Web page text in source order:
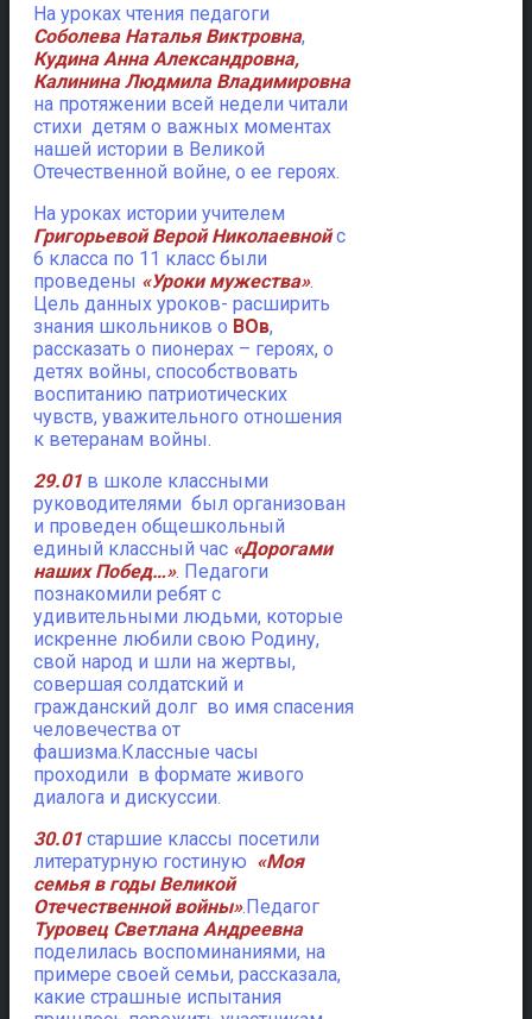
На уроках чтения педагоги
Соболева Наталья Виктровна,
Кудина Анна Александровна,
Калинина Людмила Владимировна
на протяжении всей недели читали
стихи детям о важных моментах
нашей истории в Великой
Отечественной войне, о ее героях.
На уроках истории учителем
Григорьевой Верой Николаевнойс
6 класса по 11 класс были
проведены «Уроки мужества».
Цель данных уроков- расширить
знания школьников о ВОв,
рассказать о пионерах – героях, о
детях войны, способствовать
воспитанию патриотических
чувств, уважительного отношения
к ветеранам войны.
29.01 в школе классными
руководителями был организован
и проведен общешкольный
единый классный час «Дорогами
наших Побед…». Педагоги
познакомили ребят с
удивительными людьми, которые
искренне любили свою Родину,
свой народ и шли на жертвы,
совершая солдатский и
гражданский долг во имя спасения
человечества от
фашизма.Классные часы
проходили в формате живого
диалога и дискуссии.
30.01 старшие классы посетили
литературную гостиную «Моя
семья в годы Великой
Отечественной войны».Педагог
Туровец Светлана Андреевна
поделилась воспоминаниями, на
примере своей семьи, рассказала,
какие страшные испытания